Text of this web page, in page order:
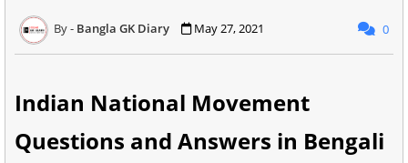
Bangla GK Diary May 27, 2021 0
Indian National Movement
Questions and Answers in Bengali